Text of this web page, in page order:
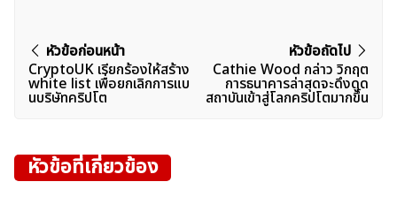
แนะแนว
เรื่อง
หัวข้อก่อนหน้า
CryptoUK เรียกร้องให้สร้าง
white list เพื่อยกเลิกการแบ
นบริษัทคริปโต
หัวข้อถัดไป
Cathie Wood กล่าว วิกฤต
การธนาคารล่าสุดจะดึงดูด
สถาบันเข้าสู่โลกคริปโตมากขึ้น
หัวข้อที่เกี่ยวข้อง